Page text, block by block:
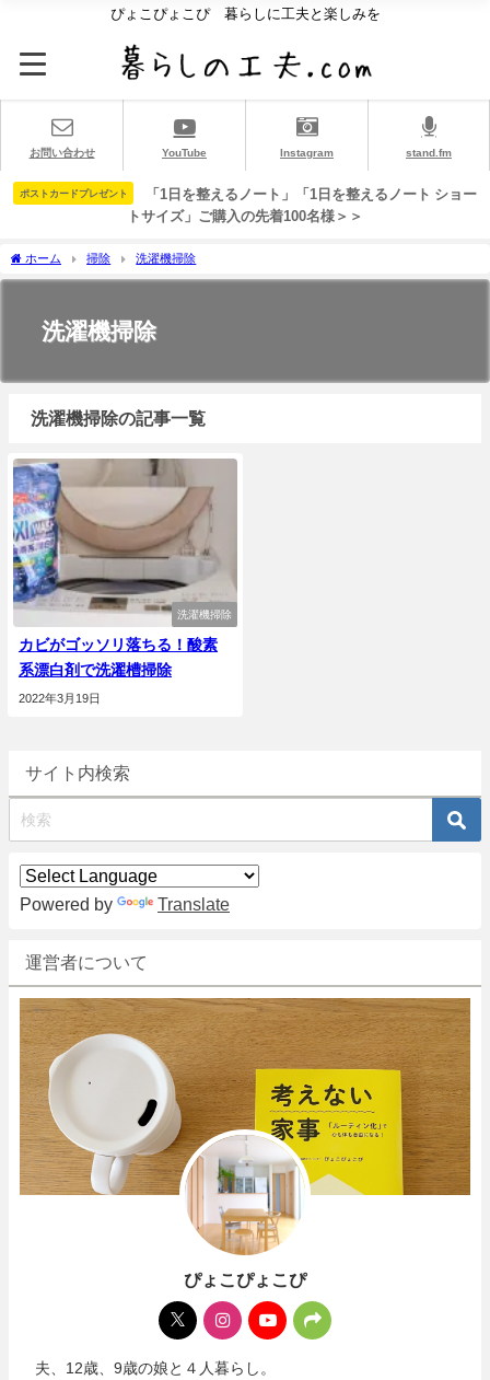
ぴょこぴょこぴ 暮らしに工夫と楽しみを
お問い合わせ YouTube Instagram stand.fm
ポストカードプレゼント
「1日を整えるノート」「1日を整えるノート ショー
トサイズ」ご購入の先着100名様＞＞
ホーム 掃除 洗濯機掃除
洗濯機掃除
洗濯機掃除の記事一覧
洗濯機掃除
カビがゴッソリ落ちる！酸素
系漂白剤で洗濯槽掃除
2022年3月19日
サイト内検索
Powered by Translate
運営者について
ぴょこぴょこぴ
夫、12歳、9歳の娘と４人暮らし。